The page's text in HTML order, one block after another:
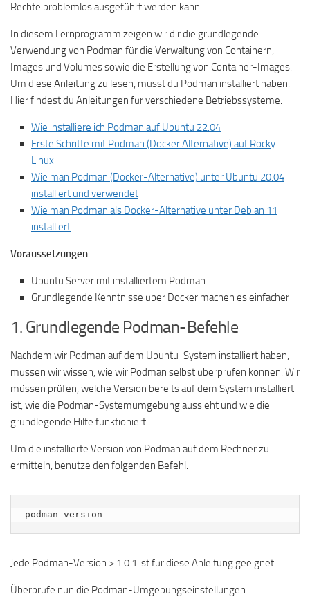
Rechte problemlos ausgeführt werden kann.
In diesem Lernprogramm zeigen wir dir die grundlegende
Verwendung von Podman für die Verwaltung von Containern,
Images und Volumes sowie die Erstellung von Container-Images.
Um diese Anleitung zu lesen, musst du Podman installiert haben.
Hier findest du Anleitungen für verschiedene Betriebssysteme:
Wie installiere ich Podman auf Ubuntu 22.04
Erste Schritte mit Podman (Docker Alternative) auf Rocky
Linux
Wie man Podman (Docker-Alternative) unter Ubuntu 20.04
installiert und verwendet
Wie man Podman als Docker-Alternative unter Debian 11
installiert
Voraussetzungen
Ubuntu Server mit installiertem Podman
Grundlegende Kenntnisse über Docker machen es einfacher
1. Grundlegende Podman-Befehle
Nachdem wir Podman auf dem Ubuntu-System installiert haben,
müssen wir wissen, wie wir Podman selbst überprüfen können. Wir
müssen prüfen, welche Version bereits auf dem System installiert
ist, wie die Podman-Systemumgebung aussieht und wie die
grundlegende Hilfe funktioniert.
Um die installierte Version von Podman auf dem Rechner zu
ermitteln, benutze den folgenden Befehl.
podman version
Jede Podman-Version > 1.0.1 ist für diese Anleitung geeignet.
Überprüfe nun die Podman-Umgebungseinstellungen.